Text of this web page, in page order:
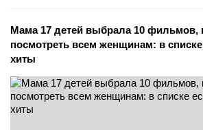
Мама 17 детей выбрала 10 фильмов,
посмотреть всем женщинам: в списке
хиты